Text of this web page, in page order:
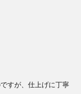
すが、仕上げに丁寧